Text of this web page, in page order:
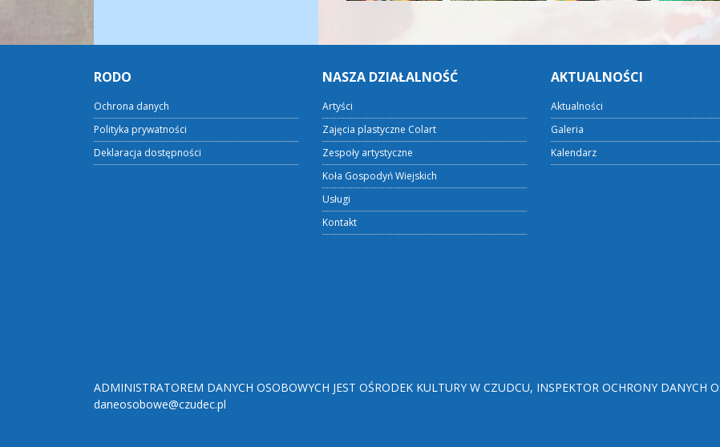
RODO
Ochrona danych
Polityka prywatności
Deklaracja dostępności
NASZA DZIAŁALNOŚĆ
Artyści
Zajęcia plastyczne Colart
Zespoły artystyczne
Koła Gospodyń Wiejskich
Usługi
Kontakt
AKTUALNOŚCI
Aktualności
Galeria
Kalendarz
ADMINISTRATOREM DANYCH OSOBOWYCH JEST OŚRODEK KULTURY W CZUDCU, INSPEKTOR OCHRONY DANYCH
daneosobowe@czudec.pl